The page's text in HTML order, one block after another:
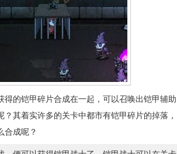
的铠甲碎片合成在一起，可以召唤出铠甲辅助
其着实许多的关卡中都市有铠甲碎片的掉落，
合成呢？